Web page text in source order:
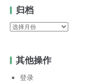
归档
归
其他操作
登录